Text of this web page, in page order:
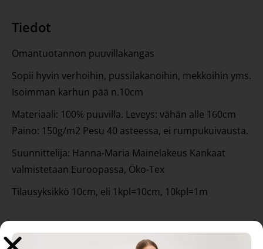
Tiedot
Omantuotannon puuvillakangas
Sopii hyvin verhoihin, pussilakanoihin, mekkoihin yms.
Isoimman karhun pää n.10cm
Materiaali: 100% puuvilla. Leveys: vähän alle 160cm
Paino: 150g/m2 Pesu 40 asteessa, ei rumpukuivausta.
Suunnittelija: Hanna-Maria Mainelakeus Kankaat
valmistetaan Euroopassa, Öko-Tex
Tilausyksikkö 10cm, eli 1kpl=10cm, 10kpl=1m